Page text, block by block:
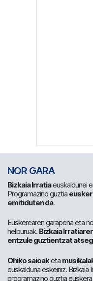
NOR GARA
Bizkaia Irratiaeuskaldunei
Programazino guztia
emitiduten da.
Euskerearen garapena eta
helburuak. Bizkaia
entzule guztientzat
Ohiko saioaketa
euskalduna eskeiniz. Bizkaia
programazino guztia